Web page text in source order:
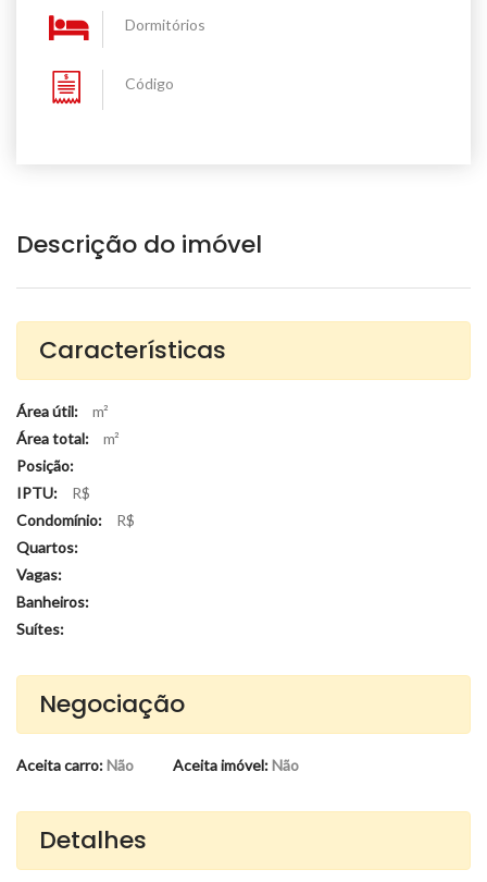
Dormitórios
Código
Descrição do imóvel
Características
Área útil:
m²
Área total:
m²
Posição:
IPTU:
R$
Condomínio:
R$
Quartos:
Vagas:
Banheiros:
Suítes:
Negociação
Aceita carro:Não Aceita imóvel:Não
Detalhes